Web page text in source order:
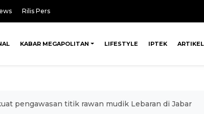
Rilis Pers
KABAR MEGAPOLITAN LIFESTYLE IPTEK ARTIKEL
pengawasan titik rawan mudik Lebaran di Jabar